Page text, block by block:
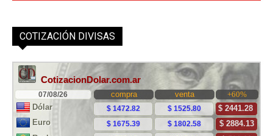
COTIZACIÓN DIVISAS